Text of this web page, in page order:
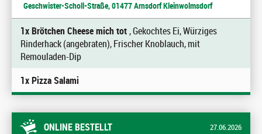
Geschwister-Scholl-Straße, 01477 Arnsdorf Kleinwolmsdorf
1x Brötchen Cheese mich tot, Gekochtes Ei, Würziges
Rinderhack (angebraten), Frischer Knoblauch, mit
Remouladen-Dip
1x Pizza Salami
ONLINE BESTELLT 27.06.2026